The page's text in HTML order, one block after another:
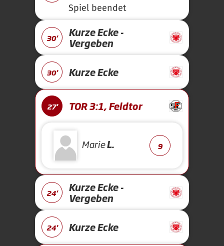
Spiel beendet
30'
Kurze Ecke -
Vergeben
30' Kurze Ecke
27' TOR 3:1, Feldtor
MarieL. 9
24'
Kurze Ecke -
Vergeben
24' Kurze Ecke